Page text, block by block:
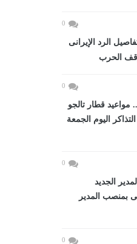
0
الرد الإيرانى
الحرب
0
مواعيد قطار تالجو
اليوم الجمعة
0
الجديد
بمنصب المدير
0